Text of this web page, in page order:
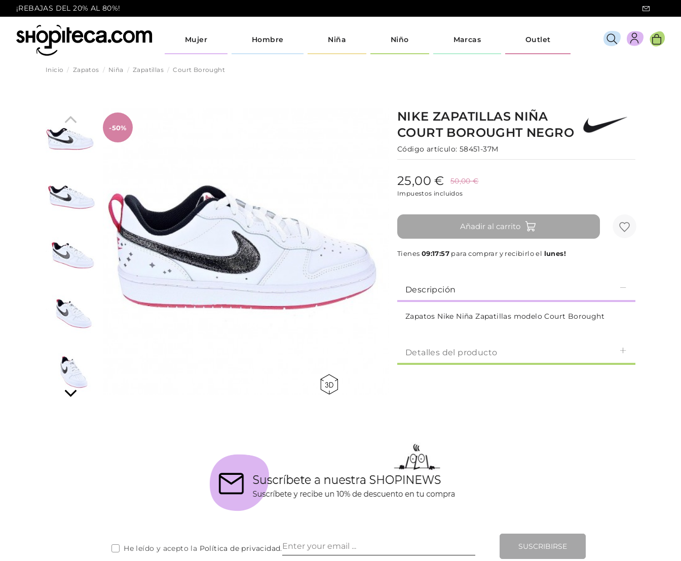
¡REBAJAS DEL 20% AL 80%!
Mujer Hombre Niña Niño Marcas Outlet
Inicio Zapatos Niña Zapatillas Court Borought
-50%
NIKE ZAPATILLAS NIÑA
COURT BOROUGHT NEGRO
Código artículo: 58451-37M
25,00 € 50,00 €
Impuestos incluidos
Añadir al carrito
Tienes 09:17:57 para comprar y recibirlo el lunes!
Descripción
Zapatos Nike Niña Zapatillas modelo Court Borought
Detalles del producto
SUSCRIBIRSE
He leído y acepto la Política de privacidad.